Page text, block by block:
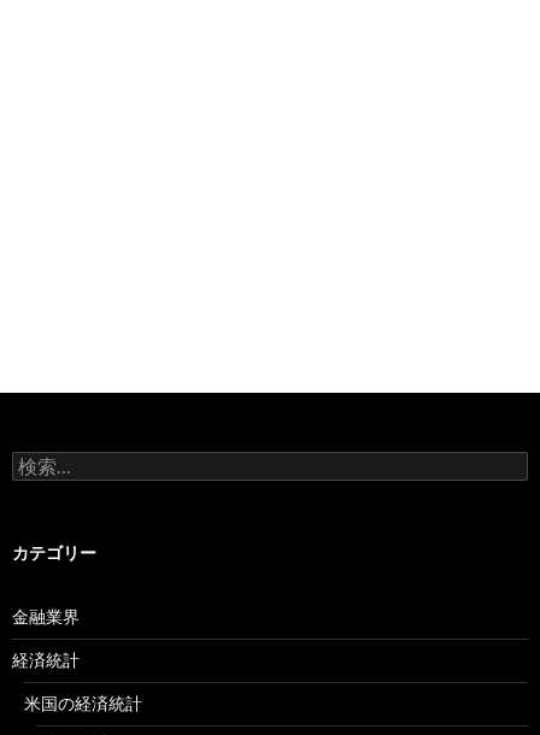
検
索:
カテゴリー
金融業界
経済統計
米国の経済統計